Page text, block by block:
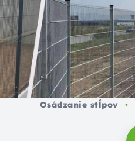
Osádzanie stĺpov •